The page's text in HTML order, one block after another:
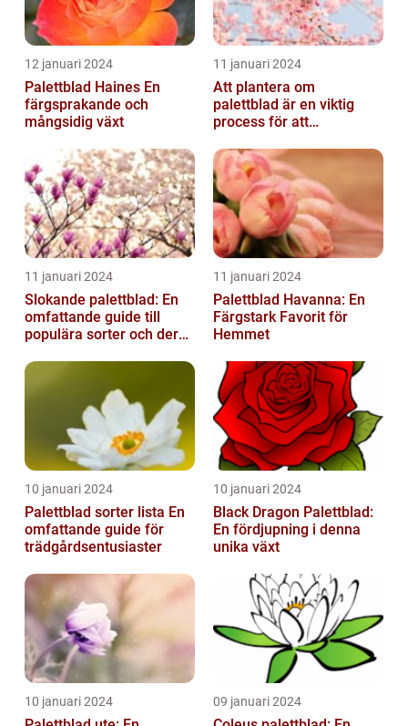
12 januari 2024
Palettblad Haines En
färgsprakande och
mångsidig växt
11 januari 2024
Att plantera om
palettblad är en viktig
process för att
överlevnad och tillväxt...
11 januari 2024
Slokande palettblad: En
omfattande guide till
populära sorter och deras
11 januari 2024
Palettblad Havanna: En
Färgstark Favorit för
Hemmet
10 januari 2024
Palettblad sorter lista En
omfattande guide för
trädgårdsentusiaster
10 januari 2024
Black Dragon Palettblad:
En fördjupning i denna
unika växt
10 januari 2024 09 januari 2024